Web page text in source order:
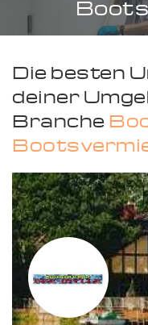
Die besten
deiner
Branche